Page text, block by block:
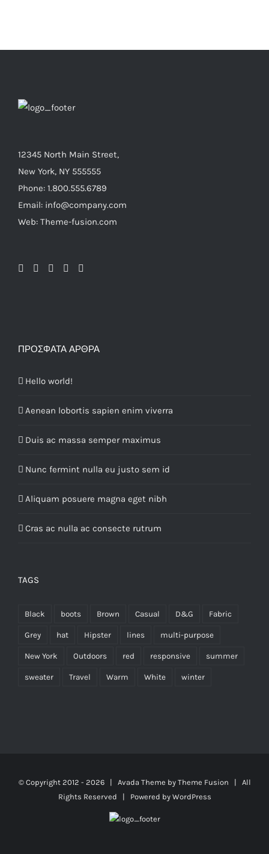
12345 North Main Street,
New York, NY 555555
Phone: 1.800.555.6789
Email: info@company.com
Web: Theme-fusion.com
ΠΡΌΣΦΑΤΑ ΆΡΘΡΑ
Hello world!
Aenean lobortis sapien enim viverra
Duis ac massa semper maximus
Nunc fermint nulla eu justo sem id
Aliquam posuere magna eget nibh
Cras ac nulla ac consecte rutrum
TAGS
Black boots Brown Casual D&G Fabric
Grey hat Hipster lines multi-purpose
New York Outdoors red responsive summer
sweater Travel Warm White winter
© Copyright 2012 - 2026 | Avada Theme by Theme Fusion | All
Rights Reserved | Powered by WordPress